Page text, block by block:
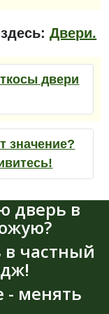
Двери.
двери
значение?
дверь в
в частный
- менять